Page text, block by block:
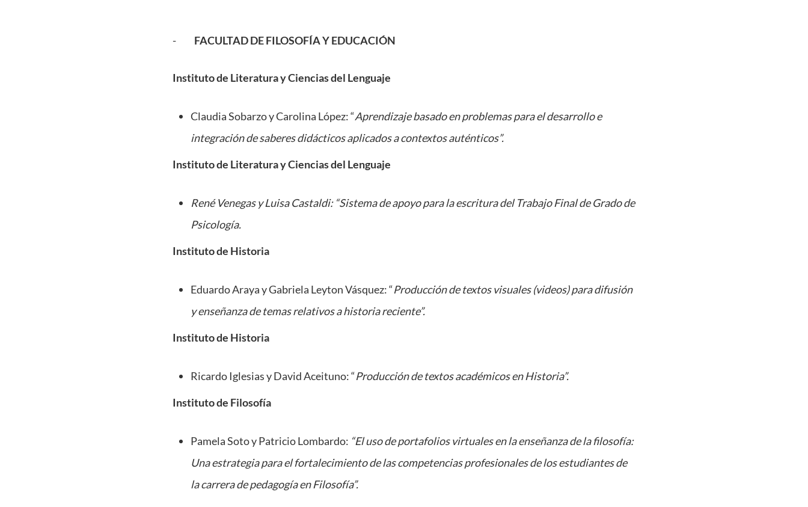
- FACULTAD DE FILOSOFÍA Y EDUCACIÓN
Instituto de Literatura y Ciencias del Lenguaje
Claudia Sobarzo y Carolina López: “Aprendizaje basado en problemas para el desarrollo e
integración de saberes didácticos aplicados a contextos auténticos”.
Instituto de Literatura y Ciencias del Lenguaje
René Venegas y Luisa Castaldi: “Sistema de apoyo para la escritura del Trabajo Final de Grado de
Psicología.
Instituto de Historia
Eduardo Araya y Gabriela Leyton Vásquez: “Producción de textos visuales (videos) para difusión
y enseñanza de temas relativos a historia reciente”.
Instituto de Historia
Ricardo Iglesias y David Aceituno: “Producción de textos académicos en Historia”.
Instituto de Filosofía
Pamela Soto y Patricio Lombardo: “El uso de portafolios virtuales en la enseñanza de la filosofía:
Una estrategia para el fortalecimiento de las competencias profesionales de los estudiantes de
la carrera de pedagogía en Filosofía”.